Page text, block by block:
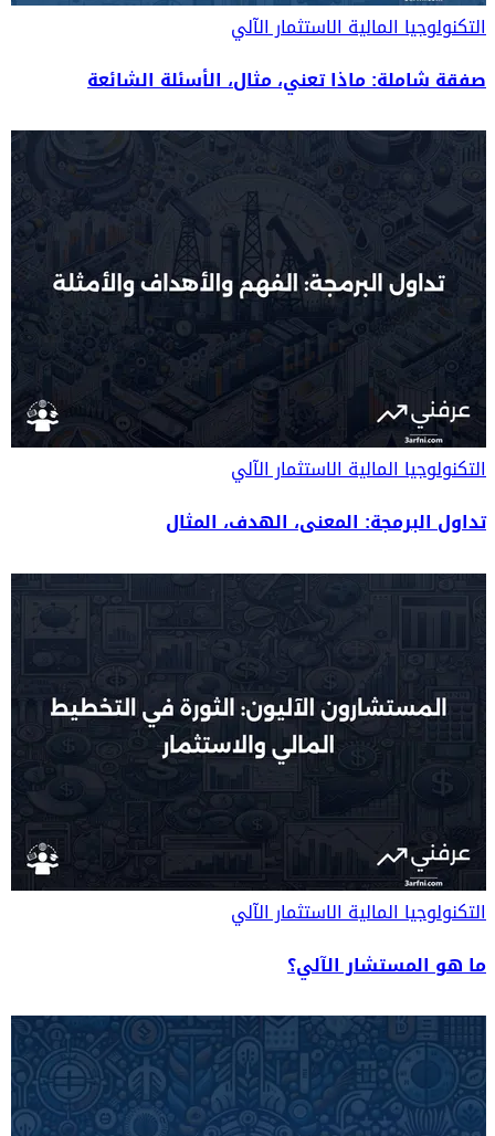
التكنولوجيا الماليةالاستثمار الآلي
صفقة شاملة: ماذا تعني، مثال، الأسئلة الشائعة
التكنولوجيا الماليةالاستثمار الآلي
تداول البرمجة: المعنى، الهدف، المثال
التكنولوجيا الماليةالاستثمار الآلي
ما هو المستشار الآلي؟